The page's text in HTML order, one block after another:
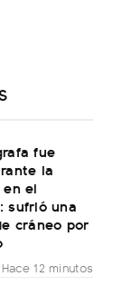
fue
la
el
sufrió una
cráneo por
Hace 12 minutos